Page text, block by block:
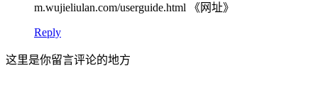
m.wujieliulan.com/userguide.html 《网址》
Reply
这里是你留言评论的地方